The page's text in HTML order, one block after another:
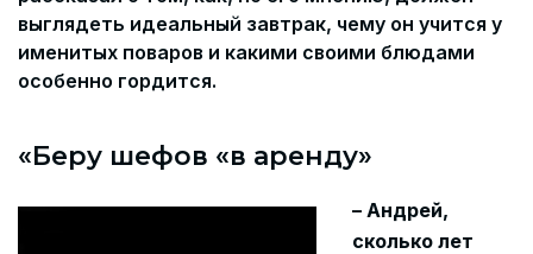
выглядеть идеальный завтрак, чему он учится у
именитых поваров и какими своими блюдами
особенно гордится.
«Беру шефов «в аренду»
– Андрей,
сколько лет